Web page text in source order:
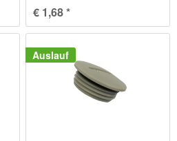
€ 1,68 *
Auslauf